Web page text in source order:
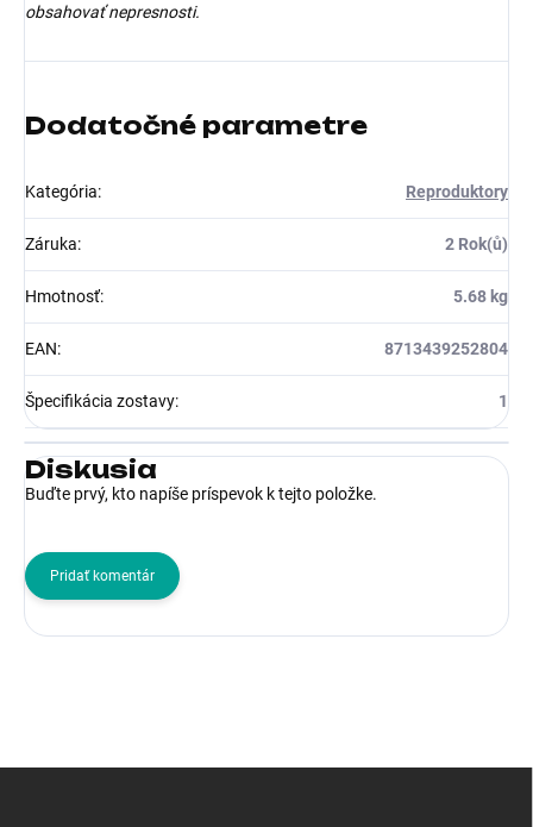
obsahovať nepresnosti.
Dodatočné parametre
Kategória: Reproduktory
Záruka: 2 Rok(ů)
Hmotnosť: 5.68 kg
EAN: 8713439252804
Špecifikácia zostavy: 1
Diskusia
Buďte prvý, kto napíše príspevok k tejto položke.
Pridať komentár